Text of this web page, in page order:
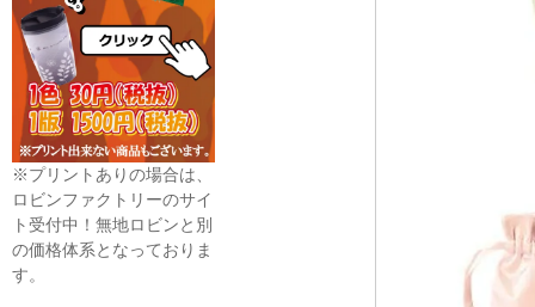
※プリントありの場合は、
ロビンファクトリーのサイ
ト受付中！無地ロビンと別
の価格体系となっておりま
す。